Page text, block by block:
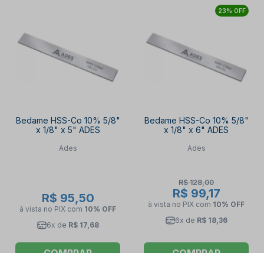
Bedame HSS-Co 10% 5/8"
x 1/8" x 5" ADES
Ades
R$ 95,50
à vista no PIX com 10% OFF
6x de R$ 17,68
23% OFF
Bedame HSS-Co 10% 5/8"
x 1/8" x 6" ADES
Ades
R$ 128,00
R$ 99,17
à vista no PIX com 10% OFF
6x de R$ 18,36